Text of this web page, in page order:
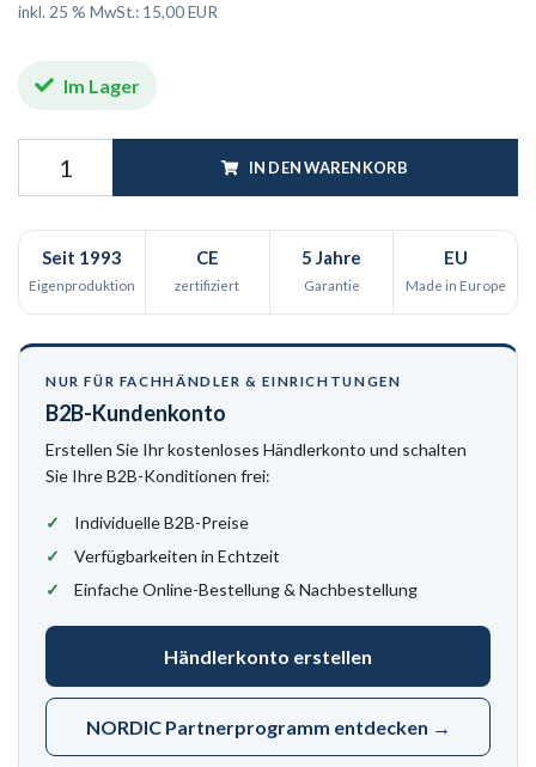
inkl. 25 % MwSt.: 15,00 EUR
Im Lager
IN DEN WARENKORB
Seit 1993
Eigenproduktion
CE
zertifiziert
5 Jahre
Garantie
EU
Made in Europe
NUR FÜR FACHHÄNDLER & EINRICHTUNGEN
B2B-Kundenkonto
Erstellen Sie Ihr kostenloses Händlerkonto und schalten
Sie Ihre B2B-Konditionen frei:
Individuelle B2B-Preise
Verfügbarkeiten in Echtzeit
Einfache Online-Bestellung & Nachbestellung
Händlerkonto erstellen
NORDIC Partnerprogramm entdecken →